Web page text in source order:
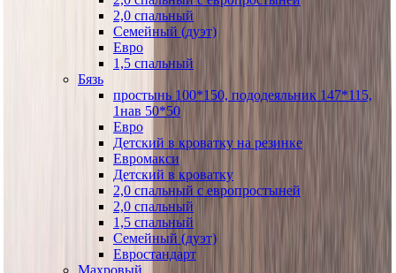
2,0 спальный
Семейный (дуэт)
Евро
1,5 спальный
Бязь
простынь 100*150, пододеяльник 147*115,
1нав 50*50
Евро
Детский в кроватку на резинке
Евромакси
Детский в кроватку
2,0 спальный с европростыней
2,0 спальный
1,5 спальный
Семейный (дуэт)
Евростандарт
Махровый